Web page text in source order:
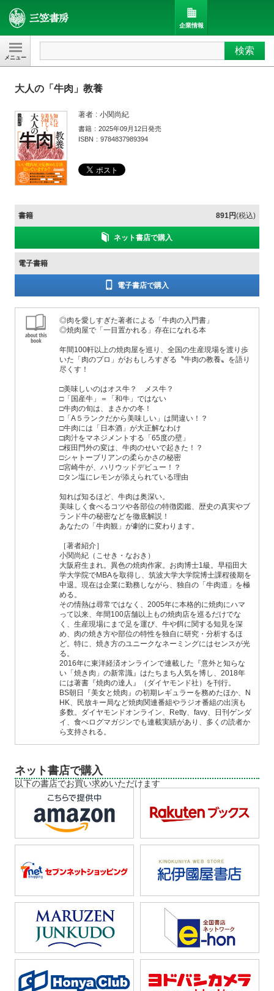
三笠書房 検索
企業情報
大人の「牛肉」教養
著者 小関尚紀
書籍
2025年09月12日発売
ISBN
9784837989394
書籍 891円(税込)
ネット書店で購入
電子書籍
電子書店で購入
◎肉を愛しすぎた著者による「牛肉の入門書」
◎焼肉屋で「一目置かれる」存在になれる本
年間100軒以上の焼肉屋を巡り、全国の生産現場を渡り歩
いた「肉のプロ」がおもしろすぎる〝牛肉の教養〟を語り
尽くす！
□美味しいのはオス牛？ メス牛？
□「国産牛」＝「和牛」ではない
□牛肉の旬は、まさかの冬！
□「A５ランクだから美味しい」は間違い！？
□牛肉には「日本酒」が大正解なわけ
□肉汁をマネジメントする「65度の壁」
□桜田門外の変は、牛肉のせいで起きた！？
□シャトーブリアンの柔らかさの秘密
□宮崎牛が、ハリウッドデビュー！？
□タン塩にレモンが添えられている理由
知れば知るほど、牛肉は奥深い。
美味しく食べるコツや各部位の特徴図鑑、歴史の真実やブ
ランド牛の秘密などを徹底解説！
あなたの「牛肉観」が劇的に変わります。
［著者紹介］
小関尚紀（こせき・なおき）
大阪府生まれ。異色の焼肉作家。お肉博士1級。早稲田大
学大学院でMBAを取得し、筑波大学大学院博士課程後期を
中退。現在は企業に勤務しながら、独自の「牛肉道」を極
める。
その情熱は尋常ではなく、2005年に本格的に焼肉にハマ
って以来、年間100店舗以上もの焼肉店を巡るだけでな
く、生産現場にまで足を運び、牛や餌に関する知見を深
め、肉の焼き方や部位の特性を独自に研究・分析するほ
ど。特に、焼き方のユニークなネーミングにはセンスが光
る。
2016年に東洋経済オンラインで連載した『意外と知らな
い「焼き肉」の新常識』はたちまち人気を博し、2018年
には著書『焼肉の達人』（ダイヤモンド社）を刊行。
BS朝日『美女と焼肉』の初期レギュラーを務めたほか、N
HK、民放キー局など焼肉関連番組やラジオ番組の出演も
多数。ダイヤモンドオンライン、Retty、favy、日刊ゲンダ
イ、食べログマガジンでも連載実績があり、多くの読者か
ら支持される。
ネット書店で購入
以下の書店でお買い求めいただけます